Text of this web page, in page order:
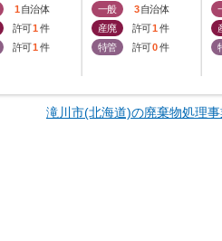
1 自治体
許可1 件
許可1 件
一般 3 自治体
産廃
許可1 件
特管
許可0件
滝川市(北海道)の廃棄物処理